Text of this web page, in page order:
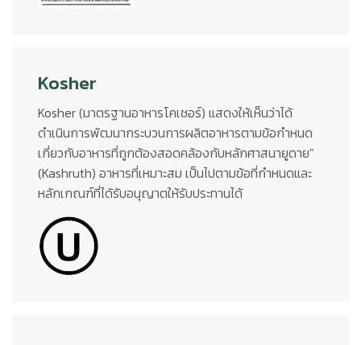
Kosher
Kosher (มาตรฐานอาหารโคเชอร์) แสดงให้เห็นว่าได้
ดำเนินการพัฒนากระบวนการผลิตอาหารตามข้อกำหนด
เกี่ยวกับอาหารที่ถูกต้องสอดคล้องกับหลักศาสนายูดาย"
(Kashruth) อาหารที่เหมาะสม เป็นไปตามข้อที่กำหนดและ
หลักเกณฑ์ที่ได้รับอนุญาตให้รับประทานได้